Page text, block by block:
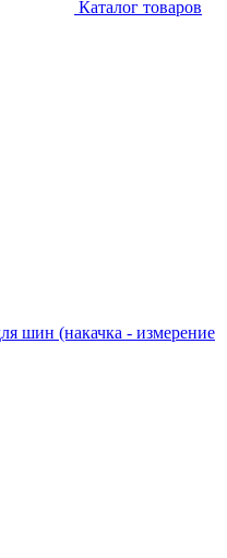
Каталог товаров
шин (накачка - измерение